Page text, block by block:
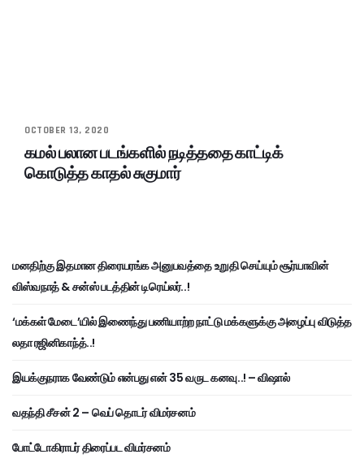
OCTOBER 13, 2020
கமல் பலான படங்களில் நடித்ததை காட்டிக்
கொடுத்த காதல் சுகுமார்
மனதிற்கு இதமான திரையரங்க அனுபவத்தை உறுதி செய்யும் சூர்யாவின்
விஸ்வநாத் & சன்ஸ் படத்தின் டிரெய்லர்..!
‘மக்கள் மேடை’யில் இணைந்து பணியாற்ற நாட்டு மக்களுக்கு அழைப்பு விடுத்த
லதா ரஜினிகாந்த்..!
இயக்குநராக வேண்டும் என்பது என் 35 வருட கனவு..! – விஷால்
வதந்தி சீசன் 2 – வெப் தொடர் விமர்சனம்
போட்டோகிராபர் திரைப்பட விமர்சனம்